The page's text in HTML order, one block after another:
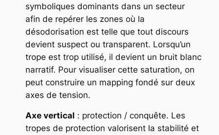
symboliques dominants dans un secteur
afin de repérer les zones où la
désodorisation est telle que tout discours
devient suspect ou transparent. Lorsqu’un
trope est trop utilisé, il devient un bruit blanc
narratif. Pour visualiser cette saturation, on
peut construire un mapping fondé sur deux
axes de tension.
Axe vertical : protection / conquête. Les
tropes de protection valorisent la stabilité et